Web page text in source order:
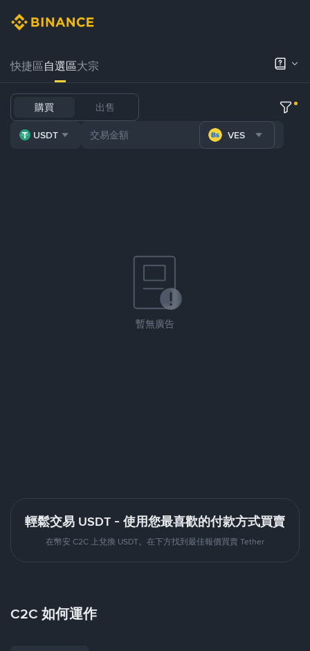
快捷區自選區大宗
購買 出售
USDT VES
暫無廣告
輕鬆交易 USDT - 使用您最喜歡的付款方式買賣
在幣安 C2C 上兌換 USDT。在下方找到最佳報價買賣 Tether
C2C 如何運作